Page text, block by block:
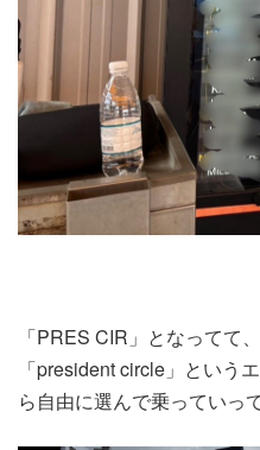
「PRES CIR」となってて
「president circle」という
ら自由に選んで乗っていっ